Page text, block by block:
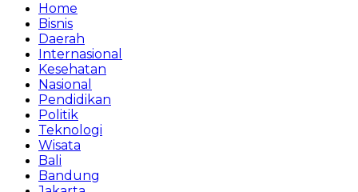
Home
Bisnis
Daerah
Internasional
Kesehatan
Nasional
Pendidikan
Politik
Teknologi
Wisata
Bali
Bandung